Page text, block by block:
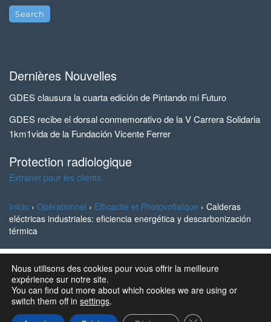
Dernières Nouvelles
GDES clausura la cuarta edición de Pintando mi Futuro
GDES recibe el dorsal conmemorativo de la V Carrera Solidaria
1km1vida de la Fundación Vicente Ferrer
Protection radiologique
Extranet pour les clients
Inicio › Opérationnel › Efficacité et Photovoltaïque › Calderas
eléctricas industriales: eficiencia energética y descarbonización
térmica
© 2023 Ingeniería y Marketing, S.A. all rights reserved | GD
Energy Services®
Designed and Developed by SSC, S.L.
Nous utilisons des cookies pour vous offrir la meilleure
expérience sur notre site.
You can find out more about which cookies we are using or
switch them off in settings.